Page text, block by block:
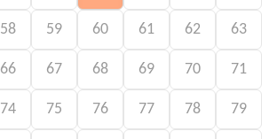
58 59 60 61 62 63
66 67 68 69 70 71
74 75 76 77 78 79